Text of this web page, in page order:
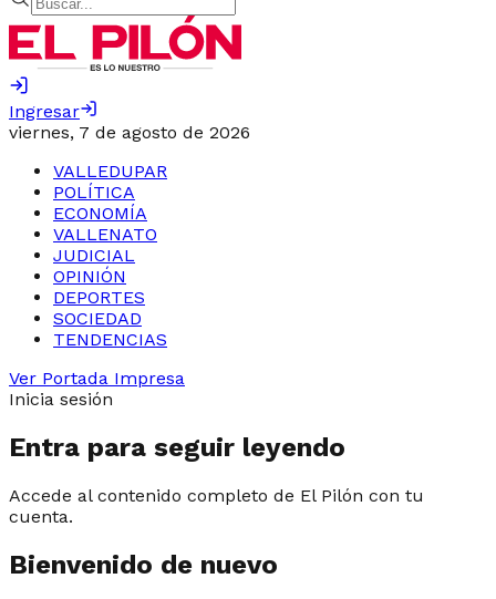
Ingresar
viernes, 7 de agosto de 2026
VALLEDUPAR
POLÍTICA
ECONOMÍA
VALLENATO
JUDICIAL
OPINIÓN
DEPORTES
SOCIEDAD
TENDENCIAS
Ver Portada Impresa
Inicia sesión
Entra para seguir leyendo
Accede al contenido completo de El Pilón con tu
cuenta.
Bienvenido de nuevo